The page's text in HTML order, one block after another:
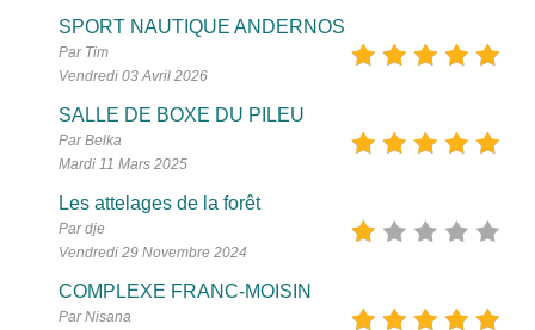
SPORT NAUTIQUE ANDERNOS
Par Tim
Vendredi 03 Avril 2026
SALLE DE BOXE DU PILEU
Par Belka
Mardi 11 Mars 2025
Les attelages de la forêt
Par dje
Vendredi 29 Novembre 2024
COMPLEXE FRANC-MOISIN
Par Nisana